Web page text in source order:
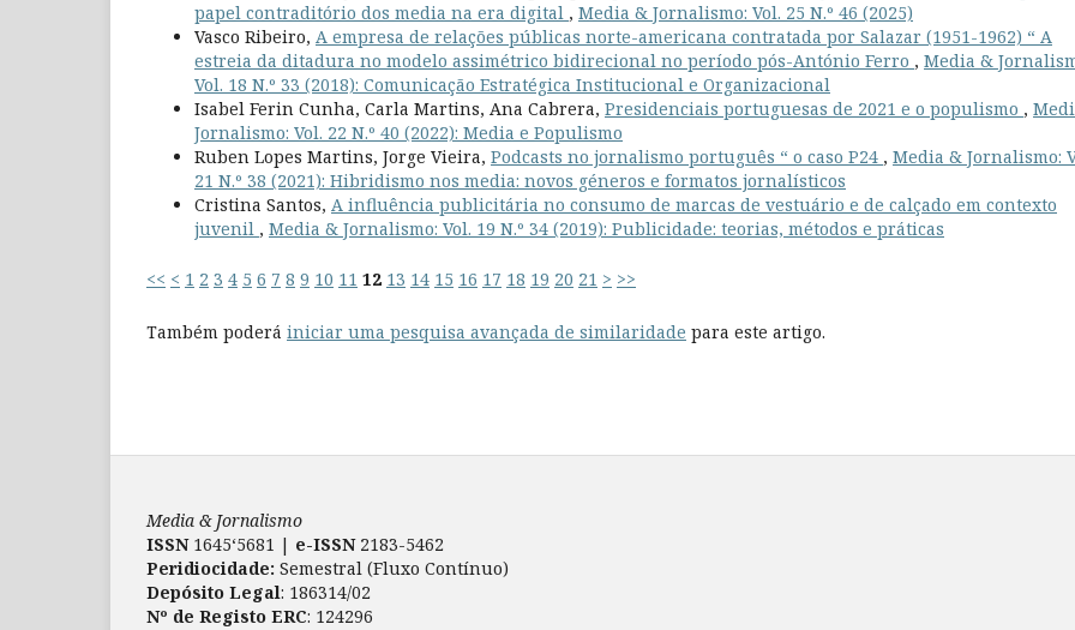
papel contraditório dos media na era digital , Media & Jornalismo: Vol. 25 N.º 46 (2025)
Vasco Ribeiro, A empresa de relações públicas norte-americana contratada por Salazar (1951-1962) “ A
estreia da ditadura no modelo assimétrico bidirecional no período pós-António Ferro , Media &
Vol. 18 N.º 33 (2018): Comunicação Estratégica Institucional e Organizacional
Isabel Ferin Cunha, Carla Martins, Ana Cabrera, Presidenciais portuguesas de 2021 e o populismo ,
Jornalismo: Vol. 22 N.º 40 (2022): Media e Populismo
Ruben Lopes Martins, Jorge Vieira, Podcasts no jornalismo português “ o caso P24 , Media & Jornalismo:
21 N.º 38 (2021): Hibridismo nos media: novos géneros e formatos jornalísticos
Cristina Santos, A influência publicitária no consumo de marcas de vestuário e de calçado em contexto
juvenil , Media & Jornalismo: Vol. 19 N.º 34 (2019): Publicidade: teorias, métodos e práticas
<< < 1 2 3 4 5 6 7 8 9 10 11 12 13 14 15 16 17 18 19 20 21 > >>
Também poderá iniciar uma pesquisa avançada de similaridade para este artigo.
Media & Jornalismo
ISSN 1645‘5681 | e-ISSN2183-5462
Peridiocidade: Semestral (Fluxo Contínuo)
Depósito Legal: 186314/02
Nº de Registo ERC: 124296